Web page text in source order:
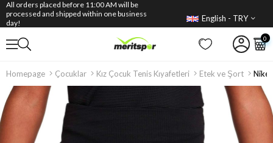
All orders placed before 11:00 AM will be
processed and shipped within one business
day!
English - TRY
0
Homepage Çocuklar Kız Çocuk Tenis Kıyafetleri Etek ve Şort Nike